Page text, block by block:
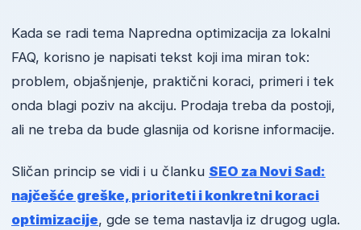
Kada se radi tema Napredna optimizacija za lokalni
FAQ, korisno je napisati tekst koji ima miran tok:
problem, objašnjenje, praktični koraci, primeri i tek
onda blagi poziv na akciju. Prodaja treba da postoji,
ali ne treba da bude glasnija od korisne informacije.
Sličan princip se vidi i u članku SEO za Novi Sad:
najčešće greške, prioriteti i konkretni koraci
optimizacije, gde se tema nastavlja iz drugog ugla.